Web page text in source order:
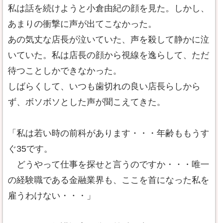
私は話を続けようと小倉由紀の顔を見た。しかし、
あまりの衝撃に声が出てこなかった。
あの気丈な店長が泣いていた、声を殺して静かに泣
いていた。私は店長の顔から視線を逸らして、ただ
待つことしかできなかった。
しばらくして、いつも歯切れの良い店長らしから
ず、ボソボソとした声が聞こえてきた。
「私は若い時の前科があります・・・年齢ももうす
ぐ35です。
どうやって仕事を探せと言うのですか・・・唯一
の経験職である金融業界も、ここを首になった私を
雇うわけない・・・」